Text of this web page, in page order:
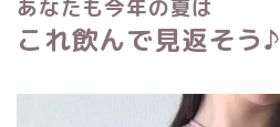
あなたも今年の夏は
これ飲んで見返そう♪